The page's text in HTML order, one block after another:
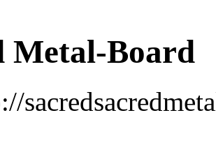
Metal-Board